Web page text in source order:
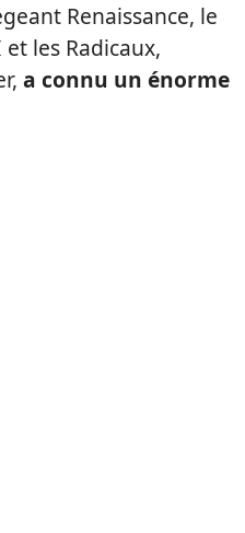
Renaissance, le
les Radicaux,
a connu un énorme